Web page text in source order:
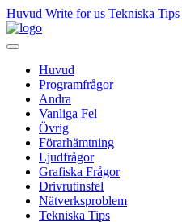
Huvud Write for us Tekniska Tips
Huvud
Programfrågor
Andra
Vanliga Fel
Övrig
Förarhämtning
Ljudfrågor
Grafiska Frågor
Drivrutinsfel
Nätverksproblem
Tekniska Tips